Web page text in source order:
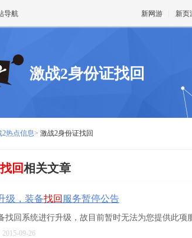
导航 新网游 新页
激战2身份证找回
2热点信息> 激战2身份证找回
回相关文章
级，装备找回 服务暂停公告
找回系统进行升级，故目前暂时无法为您提供此项
2015-09-26